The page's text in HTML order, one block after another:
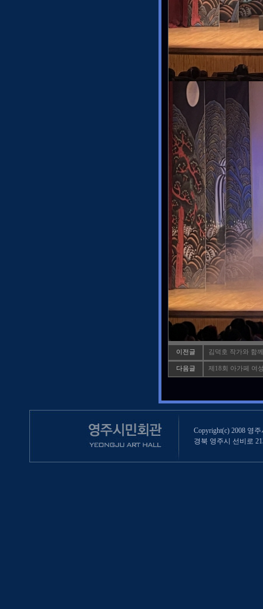
이전글 김덕호 작가와 함
다음글 제18회 아가페 여
Copyright(c) 2008 영
경북 영주시 선비로